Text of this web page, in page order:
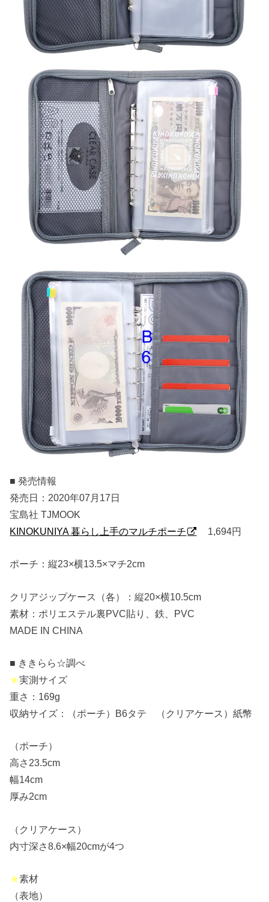
■ 発売情報
発売日：2020年07月17日
宝島社 TJMOOK
KINOKUNIYA 暮らし上手のマルチポーチ
1,694円
ポーチ：縦23×横13.5×マチ2cm
クリアジップケース（各）：縦20×横10.5cm
素材：ポリエステル裏PVC貼り、鉄、PVC
MADE IN CHINA
■ ききらら☆調べ
★実測サイズ
重さ：169g
収納サイズ：（ポーチ）B6タテ （クリアケース）紙幣
（ポーチ）
高さ23.5cm
幅14cm
厚み2cm
（クリアケース）
内寸深さ8.6×幅20cmが4つ
★素材
（表地）